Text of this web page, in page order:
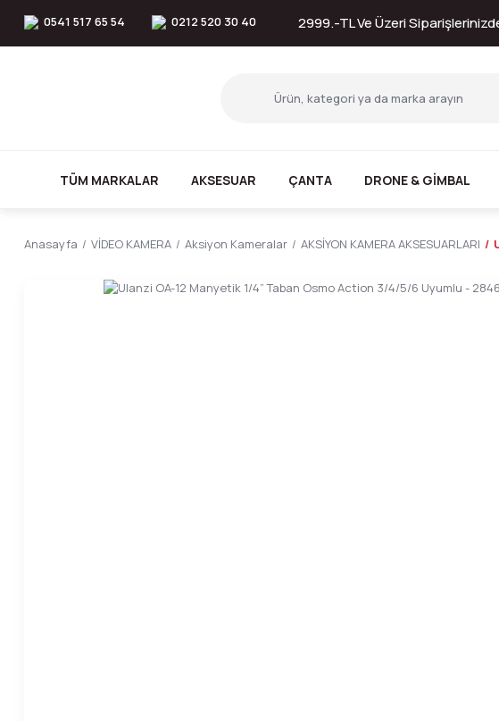
0541 517 65 54 0212 520 30 40 2999.-TL Ve Üzeri
TÜM MARKALAR AKSESUAR ÇANTA DRONE & GİMBAL
Anasayfa VİDEO KAMERA Aksiyon Kameralar AKSİYON KAMERA AKSESUARLARI